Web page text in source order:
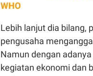
WHO
Lebih lanjut dia bilang,
pengusaha
Namun dengan
kegiatan ekonomi dan